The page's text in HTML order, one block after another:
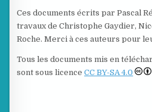
Ces documents écrits par Pascal
travaux de Christophe Gaydier,
Roche. Merci à ces auteurs pour
Tous les documents mis en
sont sous licenceCC BY-SA 4.0